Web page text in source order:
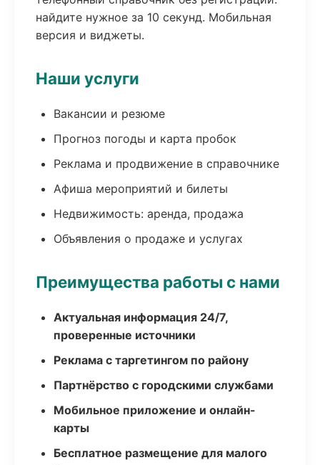
найдите нужное за 10 секунд. Мобильная
версия и виджеты.
Наши услуги
Вакансии и резюме
Прогноз погоды и карта пробок
Реклама и продвижение в справочнике
Афиша мероприятий и билеты
Недвижимость: аренда, продажа
Объявления о продаже и услугах
Преимущества работы с нами
Актуальная информация 24/7,
проверенные источники
Реклама с таргетингом по району
Партнёрство с городскими службами
Мобильное приложение и онлайн-
карты
Бесплатное размещение для малого